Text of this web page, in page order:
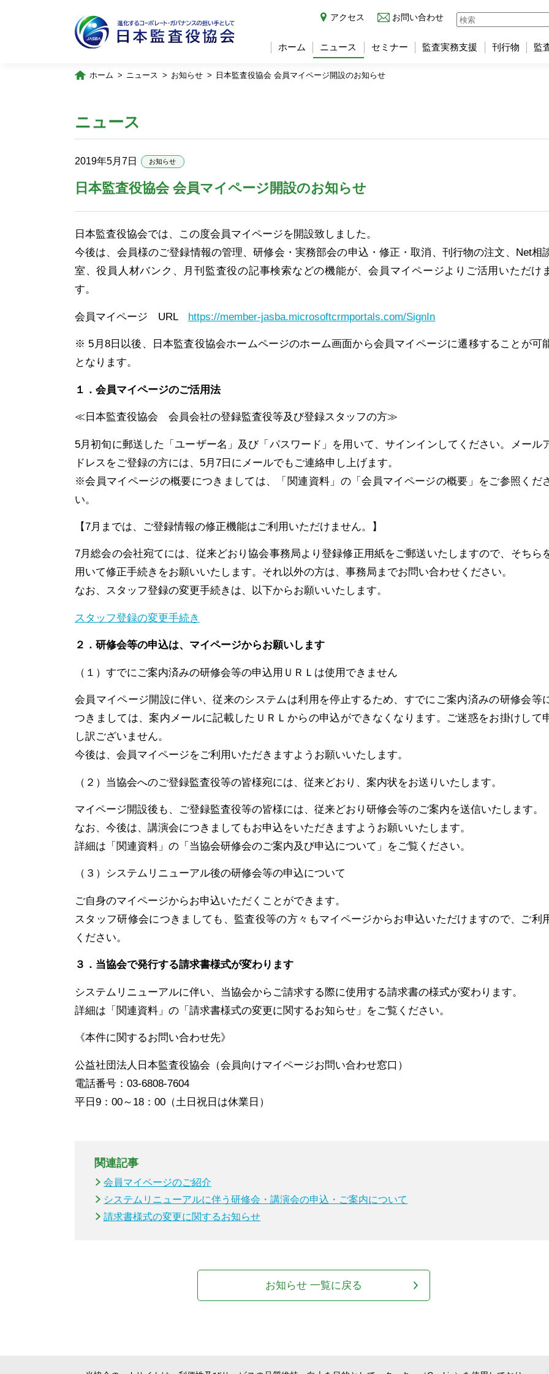
ホーム ニュース セミナー 監査実務支援 刊行物 監
アクセス お問い合わせ
ホーム ニュース お知らせ 日本監査役協会 会員マイページ開設のお知らせ
ニュース
2019年5月7日 お知らせ
日本監査役協会 会員マイページ開設のお知らせ
日本監査役協会では、この度会員マイページを開設致しました。
今後は、会員様のご登録情報の管理、研修会・実務部会の申込・修正・取消、刊行物の注文、Net相
室、役員人材バンク、月刊監査役の記事検索などの機能が、会員マイページよりご活用いただけ
す。
会員マイページ URL https://member-jasba.microsoftcrmportals.com/SignIn
※ 5月8日以後、日本監査役協会ホームページのホーム画面から会員マイページに遷移することが可
となります。
１．会員マイページのご活用法
≪日本監査役協会 会員会社の登録監査役等及び登録スタッフの方≫
5月初旬に郵送した「ユーザー名」及び「パスワード」を用いて、サインインしてください。メール
ドレスをご登録の方には、5月7日にメールでもご連絡申し上げます。
※会員マイページの概要につきましては、「関連資料」の「会員マイページの概要」をご参照くだ
い。
【7月までは、ご登録情報の修正機能はご利用いただけません。】
7月総会の会社宛てには、従来どおり協会事務局より登録修正用紙をご郵送いたしますので、そちら
用いて修正手続きをお願いいたします。それ以外の方は、事務局までお問い合わせください。
なお、スタッフ登録の変更手続きは、以下からお願いいたします。
スタッフ登録の変更手続き
２．研修会等の申込は、マイページからお願いします
（１）すでにご案内済みの研修会等の申込用ＵＲＬは使用できません
会員マイページ開設に伴い、従来のシステムは利用を停止するため、すでにご案内済みの研修会等
つきましては、案内メールに記載したＵＲＬからの申込ができなくなります。ご迷惑をお掛けして
し訳ございません。
今後は、会員マイページをご利用いただきますようお願いいたします。
（２）当協会へのご登録監査役等の皆様宛には、従来どおり、案内状をお送りいたします。
マイページ開設後も、ご登録監査役等の皆様には、従来どおり研修会等のご案内を送信いたします。
なお、今後は、講演会につきましてもお申込をいただきますようお願いいたします。
詳細は「関連資料」の「当協会研修会のご案内及び申込について」をご覧ください。
（３）システムリニューアル後の研修会等の申込について
ご自身のマイページからお申込いただくことができます。
スタッフ研修会につきましても、監査役等の方々もマイページからお申込いただけますので、ご利
ください。
３．当協会で発行する請求書様式が変わります
システムリニューアルに伴い、当協会からご請求する際に使用する請求書の様式が変わります。
詳細は「関連資料」の「請求書様式の変更に関するお知らせ」をご覧ください。
《本件に関するお問い合わせ先》
公益社団法人日本監査役協会（会員向けマイページお問い合わせ窓口）
電話番号： 03-6808-7604
平日9：00～18：00（土日祝日は休業日）
関連記事
会員マイページのご紹介
システムリニューアルに伴う研修会・講演会の申込・ご案内について
請求書様式の変更に関するお知らせ
お知らせ 一覧に戻る